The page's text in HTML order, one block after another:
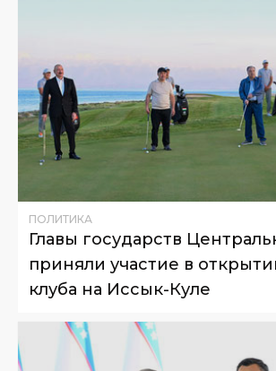
ПОЛИТИКА
Главы государств
приняли участие в
клуба на Иссык-Куле